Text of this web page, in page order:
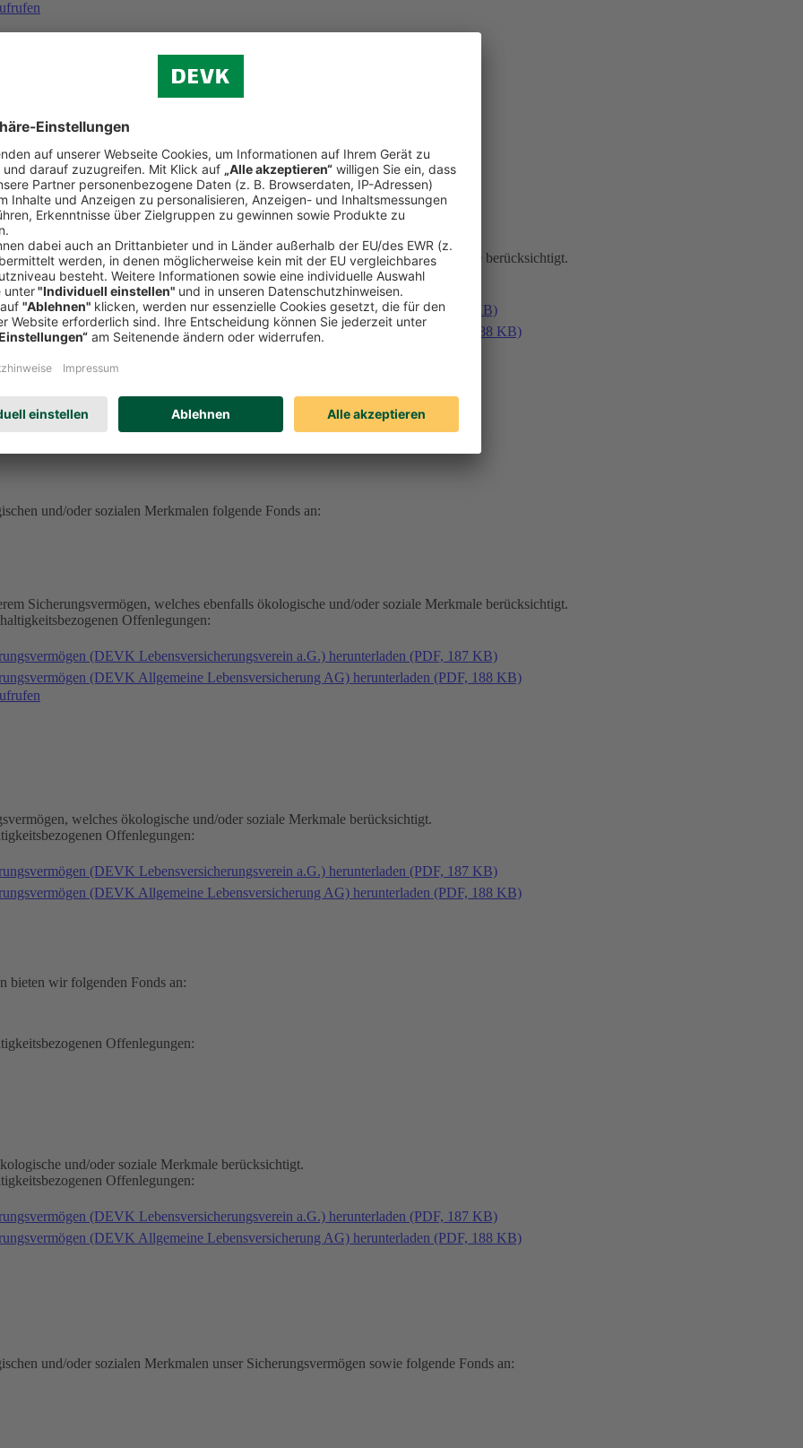
und/oder sozialen Merkmalen folgende Fonds an:
Sicherungsvermögen, welches ebenfalls ökologische und/oder soziale Merkmale berücksichtigt.
Offenlegungen:
(DEVK Lebensversicherungsverein a.G.) herunterladen (PDF, 187 KB)
(DEVK Allgemeine Lebensversicherung AG) herunterladen (PDF, 188 KB)
aufrufen
und/oder sozialen Merkmalen folgende Fonds an:
Sicherungsvermögen, welches ebenfalls ökologische und/oder soziale Merkmale berücksichtigt.
Offenlegungen:
(DEVK Lebensversicherungsverein a.G.) herunterladen (PDF, 187 KB)
(DEVK Allgemeine Lebensversicherung AG) herunterladen (PDF, 188 KB)
welches ökologische und/oder soziale Merkmale berücksichtigt.
Offenlegungen:
(DEVK Lebensversicherungsverein a.G.) herunterladen (PDF, 187 KB)
(DEVK Allgemeine Lebensversicherung AG) herunterladen (PDF, 188 KB)
bieten wir folgenden Fonds an:
Offenlegungen:
und/oder soziale Merkmale berücksichtigt.
Offenlegungen:
(DEVK Lebensversicherungsverein a.G.) herunterladen (PDF, 187 KB)
(DEVK Allgemeine Lebensversicherung AG) herunterladen (PDF, 188 KB)
und/oder sozialen Merkmalen unser Sicherungsvermögen sowie folgende Fonds an: